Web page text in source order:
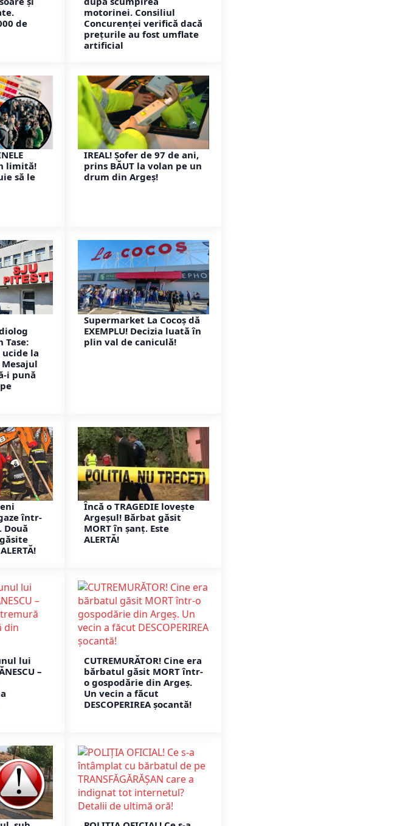
de
motorinei. Consiliul
Concurenței verifică dacă
prețurile au fost umflate
artificial
limită!
să le
IREAL! Șofer de 97 de ani,
prins BĂUT la volan pe un
drum din Argeș!
Tase:
ucide la
i pună
Supermarket La Cocoș dă
EXEMPLU! Decizia luată în
plin val de caniculă!
într-
Două
Încă o TRAGEDIE lovește
Argeșul! Bărbat găsit
MORT în șanț. Este
ALERTĂ!
lui
–
CUTREMURĂTOR! Cine era
bărbatul găsit MORT într-
o gospodărie din Argeș.
Un vecin a făcut
DESCOPERIREA șocantă!